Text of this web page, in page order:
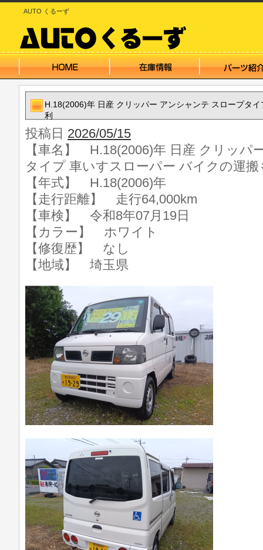
AUTO くるーず
H.18(2006)年 日産 クリッパー アンシャンテ スロープタ
利
投稿日 2026/05/15
【車名】 H.18(2006)年 日産 クリッパ
タイプ 車いすスローパー バイクの運搬
【年式】 H.18(2006)年
【走行距離】 走行64,000km
【車検】 令和8年07月19日
【カラー】 ホワイト
【修復歴】 なし
【地域】 埼玉県